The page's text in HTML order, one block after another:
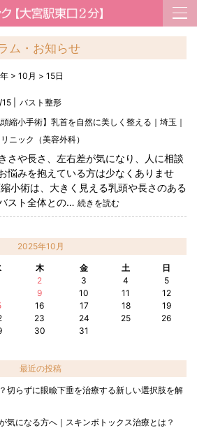
ム・お知らせ
> 10月 > 15日
|
バスト整形
頭縮小手術】乳首を自然に美しく整える｜埼玉｜
ニック（美容外科）
さや長さ、左右差が気になり、人に相談
悩みを抱えている方は少なくありませ
小術は、大きく見える乳頭や長さのある
スト全体との… 続きを読む
2025年10月
木 金 土
日
2 3 4
5
9 10 11
12
16 17 18
19
23 24 25
26
30 31
最近の投稿
切らずに眼瞼下垂を治療する新しい選択肢を解
気になる方へ｜スキンボトックス治療とは？